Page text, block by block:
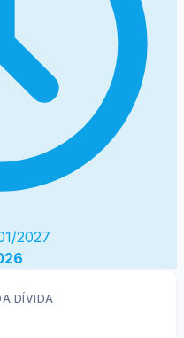
2027
DÍVIDA